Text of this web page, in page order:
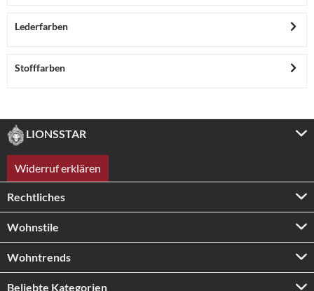
Lederfarben
Stofffarben
LIONSSTAR
Widerruf erklären
Rechtliches
Wohnstile
Wohntrends
Beliebte Kategorien